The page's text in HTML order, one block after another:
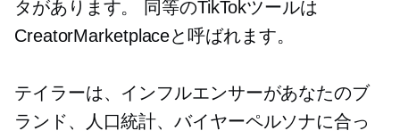
タがあります。 同等のTikTokツールは
CreatorMarketplaceと呼ばれます。
テイラーは、インフルエンサーがあなたのブ
ランド、人口統計、バイヤーペルソナに合っ